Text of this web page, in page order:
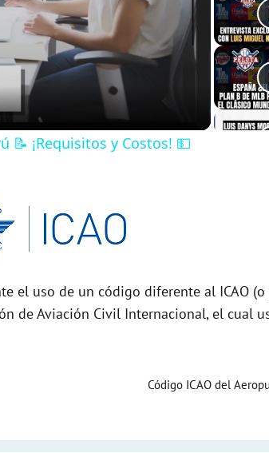
¡Requisitos y Costos! 💵
el uso de un código diferente al ICAO
de Aviación Civil Internacional, el cual
Código ICAO del